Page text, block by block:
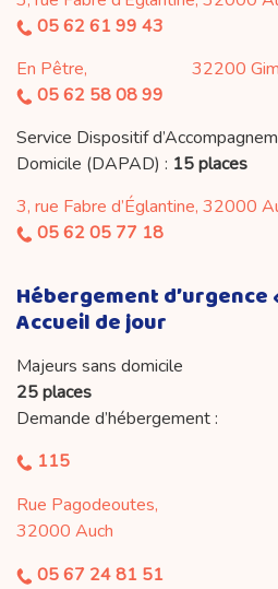
05 62 61 99 43
En Pêtre, 32200
05 62 58 08 99
Service Dispositif
Domicile (DAPAD) : 15 places
3, rue Fabre d’Églantine, 32000
05 62 05 77 18
Hébergement d’urgence
Accueil de jour
Majeurs sans domicile
25 places
Demande d’hébergement :
115
Rue Pagodeoutes,
32000 Auch
05 67 24 81 51